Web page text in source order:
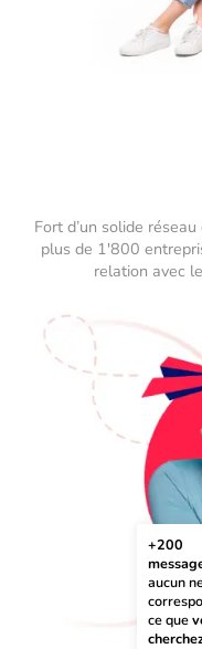
Fort d’un solide
plus de 1'800
relation avec
+200
aucun
ce que